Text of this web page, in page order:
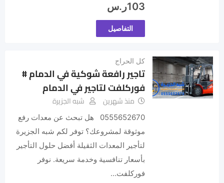
103ر.س
التفاصيل
كل الحراج
تاجير رافعة شوكية في الدمام #
فوركلفت لتاجير في الدمام
منذ شهرين شبه الجزيرة
0555652670 هل تبحث عن معدات رفع
موثوقة لمشروعك؟ توفر لكم شبه الجزيرة
لتأجير المعدات الثقيلة أفضل حلول التأجير
بأسعار تنافسية وخدمة سريعة. نوفر
فوركلفت…